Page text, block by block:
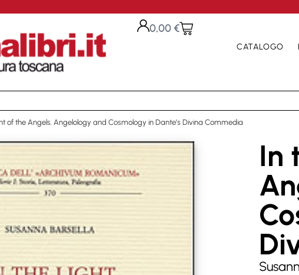
0,00€
CATALOGO
of the Angels. Angelology and Cosmology in Dante’s Divina Commedia
In